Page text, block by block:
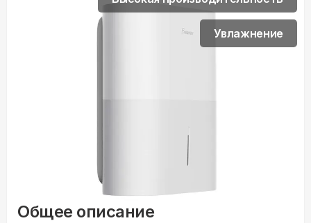
Общее описание
Увлажнение